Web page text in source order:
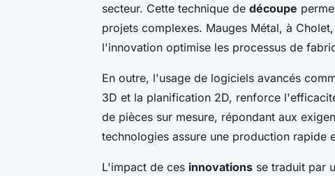
secteur. Cette technique de découpe
projets complexes. Mauges Métal, à
l'innovation optimise les processus de
En outre, l'usage de logiciels avancés
3D et la planification 2D, renforce
de pièces sur mesure, répondant aux
technologies assure une production rapide
L'impact de ces innovations se traduit par